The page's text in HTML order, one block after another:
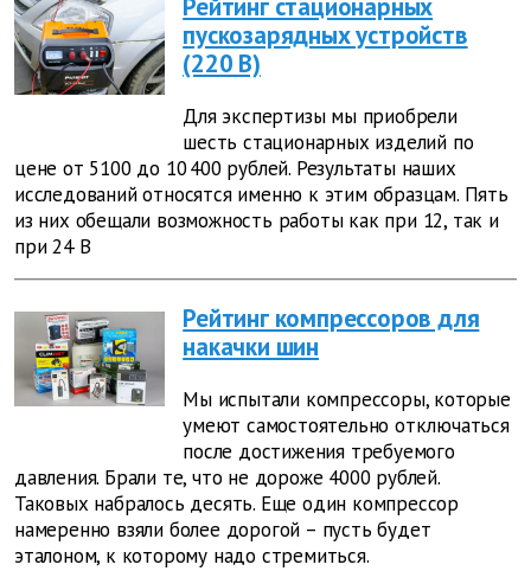
Рейтинг стационарных
пускозарядных устройств
(220 В)
Для экспертизы мы приобрели
шесть стационарных изделий по
цене от 5100 до 10 400 рублей. Результаты наших
исследований относятся именно к этим образцам. Пять
из них обещали возможность работы как при 12, так и
при 24 В
Рейтинг компрессоров для
накачки шин
Мы испытали компрессоры, которые
умеют самостоятельно отключаться
после достижения требуемого
давления. Брали те, что не дороже 4000 рублей.
Таковых набралось десять. Еще один компрессор
намеренно взяли более дорогой – пусть будет
эталоном, к которому надо стремиться.